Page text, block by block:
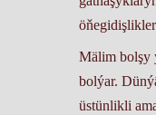
Mälim bolşy
bolýar.
üstünlikli